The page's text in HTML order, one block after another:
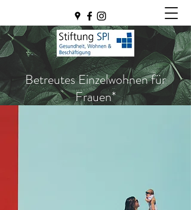
Betreutes Einzelwohnen für
Frauen*